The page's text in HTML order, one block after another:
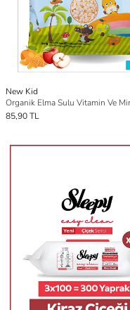
New Kid
85,90 TL